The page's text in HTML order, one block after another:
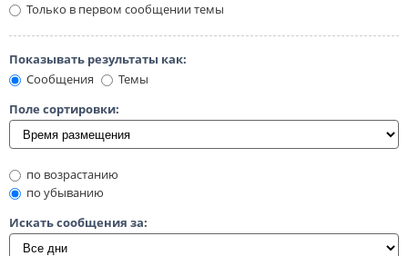
Только в первом сообщении темы
Показывать результаты как:
Сообщения
Темы
Поле сортировки:
по возрастанию
по убыванию
Искать сообщения за: